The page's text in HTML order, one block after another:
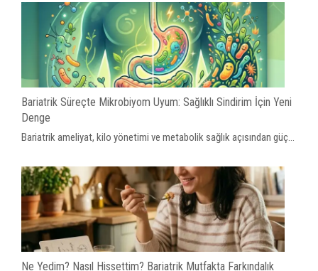
Bariatrik Süreçte Mikrobiyom Uyum: Sağlıklı Sindirim İçin Yeni
Denge
Bariatrik ameliyat, kilo yönetimi ve metabolik sağlık açısından güç...
Ne Yedim? Nasıl Hissettim? Bariatrik Mutfakta Farkındalık